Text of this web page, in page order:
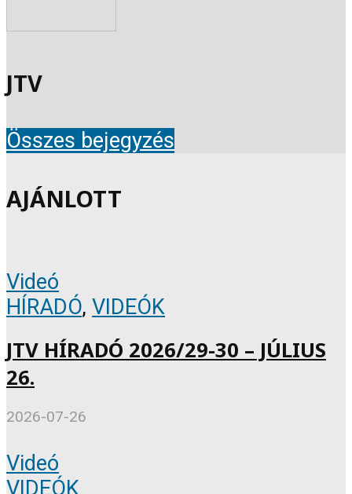
JTV
Összes bejegyzés
AJÁNLOTT
Videó
HÍRADÓ, VIDEÓK
JTV HÍRADÓ 2026/29-30 – JÚLIUS
26.
2026-07-26
Videó
VIDEÓK